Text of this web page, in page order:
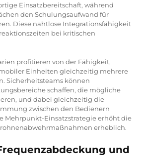
Einsatzbereitschaft, während
den Schulungsaufwand für
Diese nahtlose Integrationsfähigkeit
bei kritischen
profitieren von der Fähigkeit,
Einheiten gleichzeitig mehrere
Sicherheitsteams können
schaffen, die mögliche
und dabei gleichzeitig die
zwischen den Bedienern
Mehrpunkt-Einsatzstrategie erhöht die
erheblich.
und